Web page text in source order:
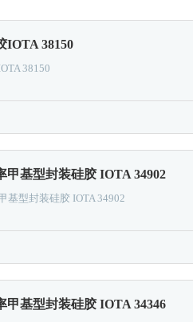
IOTA 38150
38150
甲基型封装硅胶 IOTA 34902
基型封装硅胶 IOTA 34902
甲基型封装硅胶 IOTA 34346